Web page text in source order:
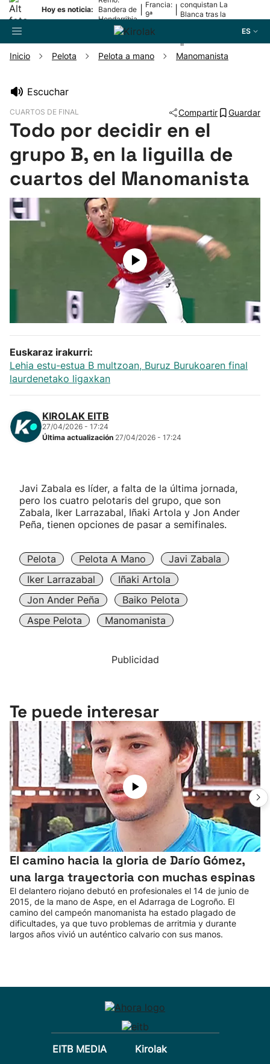
Hoy es noticia:
Bandera de
Hondarribia
Francia:
9ª
conquistan La
Blanca tras la
II
ES
Pelota
Remo
Baloncesto
Herri-kirolak
Balonmano
Kirolak 360
Carreras de montaña
"Helmuga"
Inicio Pelota Pelota a mano Manomanista
Escuchar
CUARTOS DE FINAL Compartir Guardar
Todo por decidir en el
grupo B, en la liguilla de
cuartos del Manomanista
Euskaraz irakurri:
Lehia estu-estua B multzoan, Buruz Burukoaren final
laurdenetako ligaxkan
KIROLAK EITB
27/04/2026 - 17:24
Última actualización 27/04/2026 - 17:24
Javi Zabala es líder, a falta de la última jornada,
pero los cuatro pelotaris del grupo, que son
Zabala, Iker Larrazabal, Iñaki Artola y Jon Ander
Peña, tienen opciones de pasar a semifinales.
Pelota Pelota A Mano
Javi Zabala
Iker Larrazabal
Iñaki Artola
Jon Ander Peña
Baiko Pelota
Aspe Pelota
Manomanista
Publicidad
Te puede interesar
El camino hacia la gloria de Darío Gómez,
una larga trayectoria con muchas espinas
El delantero riojano debutó en profesionales el 14 de junio de
2015, de la mano de Aspe, en el Adarraga de Logroño. El
camino del campeón manomanista ha estado plagado de
dificultades, ya que tuvo problemas de arritmia y durante
largos años vivió un auténtico calvario con sus manos.
EITB MEDIA
Kirolak